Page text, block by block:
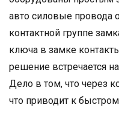
авто силовые провода
контактной группе
ключа в замке
решение встречается
Дело в том, что через
что приводит к